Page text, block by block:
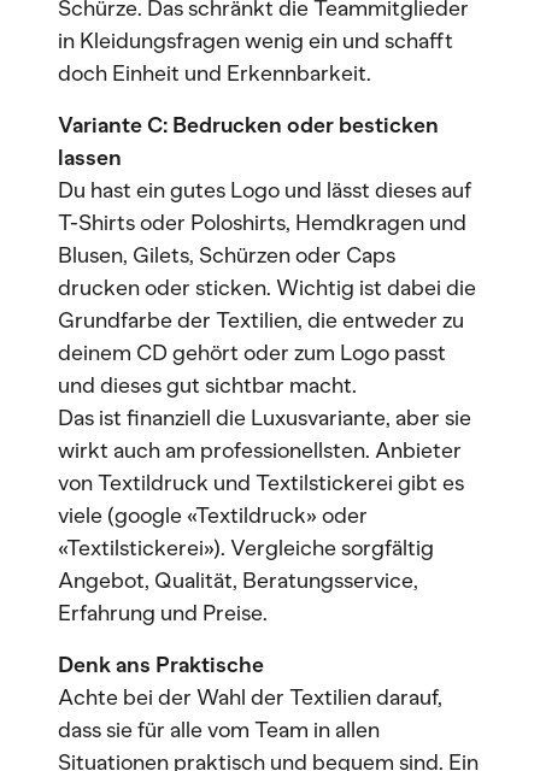
Schürze. Das schränkt die Teammitglieder
in Kleidungsfragen wenig ein und schafft
doch Einheit und Erkennbarkeit.
Variante C: Bedrucken oder besticken
lassen
Du hast ein gutes Logo und lässt dieses auf
T-Shirts oder Poloshirts, Hemdkragen und
Blusen, Gilets, Schürzen oder Caps
drucken oder sticken. Wichtig ist dabei die
Grundfarbe der Textilien, die entweder zu
deinem CD gehört oder zum Logo passt
und dieses gut sichtbar macht.
Das ist finanziell die Luxusvariante, aber sie
wirkt auch am professionellsten. Anbieter
von Textildruck und Textilstickerei gibt es
viele (google «Textildruck» oder
«Textilstickerei»). Vergleiche sorgfältig
Angebot, Qualität, Beratungsservice,
Erfahrung und Preise.
Denk ans Praktische
Achte bei der Wahl der Textilien darauf,
dass sie für alle vom Team in allen
Situationen praktisch und bequem sind. Ein